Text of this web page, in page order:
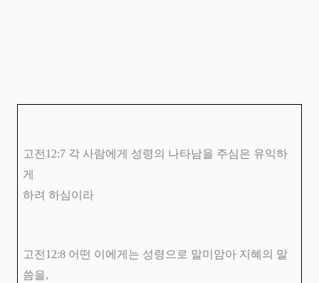
고전 12:7 각 사람에게 성령의 나타남을 주심은 유익하
게
하려 하심이라
고전 12:8 어떤 이에게는 성령으로 말미암아 지혜의 말
씀을,